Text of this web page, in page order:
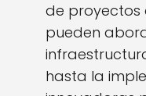
de proyectos
pueden
hasta la